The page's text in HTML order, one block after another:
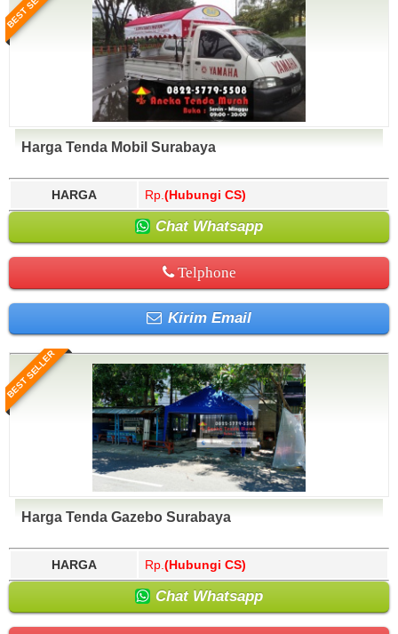
Harga Tenda Mobil Surabaya
HARGA Rp. (Hubungi CS)
Chat Whatsapp
Telphone
Kirim Email
BEST SELLER
Harga Tenda Gazebo Surabaya
HARGA Rp. (Hubungi CS)
Chat Whatsapp